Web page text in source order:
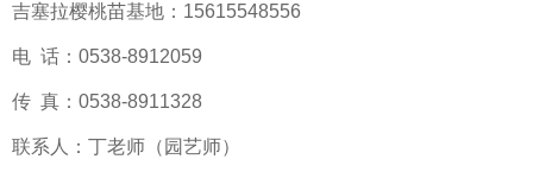
吉塞拉樱桃苗基地：15615548556
电 话：0538-8912059
传 真：0538-8911328
联系人：丁老师（园艺师）